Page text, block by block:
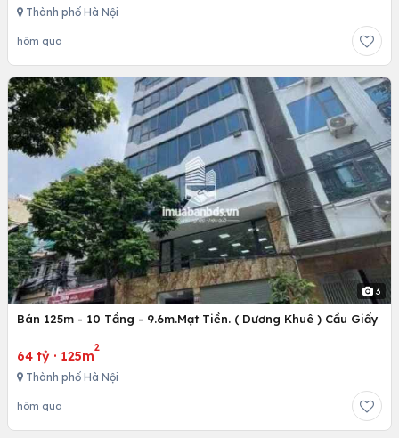
Thành phố Hà Nội
hôm qua
3
Bán 125m - 10 Tầng - 9.6m.Mạt Tiền. ( Dương Khuê ) Cầu Giấy
64 tỷ · 125m
2
Thành phố Hà Nội
hôm qua